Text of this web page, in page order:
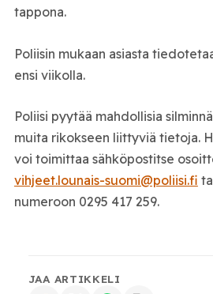
tappona.
Poliisin mukaan asiasta
ensi viikolla.
Poliisi pyytää mahdollisia
muita rikokseen liittyviä tietoja.
voi toimittaa sähköpostitse
vihjeet.lounais-suomi@poliisi.fi
numeroon 0295 417 259.
JAA ARTIKKELI